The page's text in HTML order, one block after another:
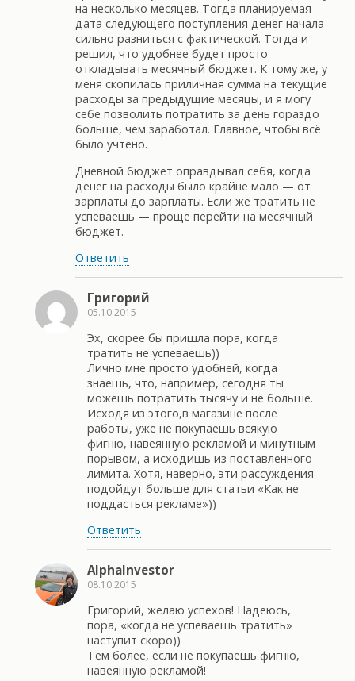
на несколько месяцев. Тогда планируемая
дата следующего поступления денег начала
сильно разниться с фактической. Тогда и
решил, что удобнее будет просто
откладывать месячный бюджет. К тому же, у
меня скопилась приличная сумма на текущие
расходы за предыдущие месяцы, и я могу
себе позволить потратить за день гораздо
больше, чем заработал. Главное, чтобы всё
было учтено.
Дневной бюджет оправдывал себя, когда
денег на расходы было крайне мало — от
зарплаты до зарплаты. Если же тратить не
успеваешь — проще перейти на месячный
бюджет.
Ответить
Григорий
05.10.2015
Эх, скорее бы пришла пора, когда
тратить не успеваешь))
Лично мне просто удобней, когда
знаешь, что, например, сегодня ты
можешь потратить тысячу и не больше.
Исходя из этого,в магазине после
работы, уже не покупаешь всякую
фигню, навеянную рекламой и минутным
порывом, а исходишь из поставленного
лимита. Хотя, наверно, эти рассуждения
подойдут больше для статьи «Как не
поддасться рекламе»))
Ответить
AlphaInvestor
08.10.2015
Григорий, желаю успехов! Надеюсь,
пора, «когда не успеваешь тратить»
наступит скоро))
Тем более, если не покупаешь фигню,
навеянную рекламой!